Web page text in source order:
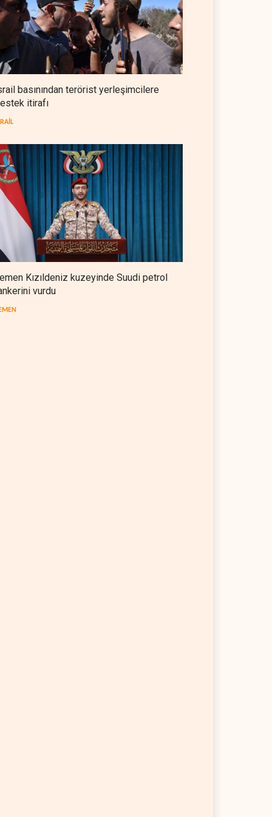
NYT: Washington, İran'ı yine
okuyamadı
BATI YARIM KÜRE 05 Ağustos 2026
İsrailli istihbaratçı: ABD'nin
mühimmatının bittiği iddiası
bir iç kavga
İran karşısında 'zor kararlara'
sevk ediyor
BATI YARIM KÜRE
basınından terörist yerleşimcilere
itirafı
Kızıldeniz kuzeyinde Suudi petrol
vurdu